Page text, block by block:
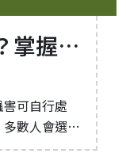
掌握４
蟲蟲
可自行處
數人會選擇
務，如何評